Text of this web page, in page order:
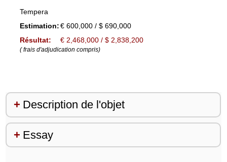
Tempera
Estimation:€ 600,000 / $ 690,000
Résultat:
€ 2,468,000 / $ 2,838,200
( frais d'adjudication compris)
Description de l'objet
Essay